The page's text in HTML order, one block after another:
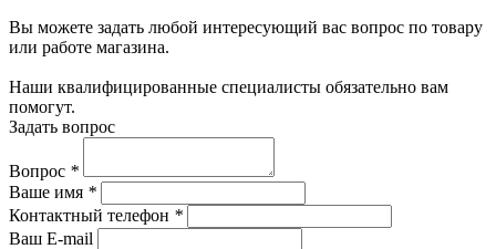
Вы можете задать любой интересующий вас вопрос по товару
или работе магазина.
Наши квалифицированные специалисты обязательно вам
помогут.
Задать вопрос
Вопрос *
Ваше имя *
Контактный телефон *
Ваш E-mail